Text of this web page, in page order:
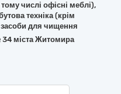
тому числі офісні меблі),
техніка (крім
для чищення
34 міста Житомира